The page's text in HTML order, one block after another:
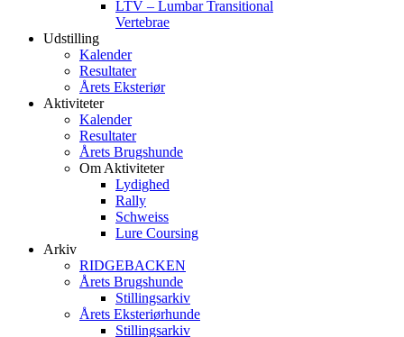
LTV – Lumbar Transitional
Vertebrae
Udstilling
Kalender
Resultater
Årets Eksteriør
Aktiviteter
Kalender
Resultater
Årets Brugshunde
Om Aktiviteter
Lydighed
Rally
Schweiss
Lure Coursing
Arkiv
RIDGEBACKEN
Årets Brugshunde
Stillingsarkiv
Årets Eksteriørhunde
Stillingsarkiv